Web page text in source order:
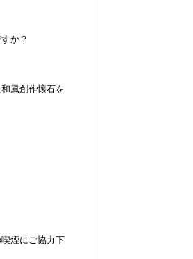
か？
風創作懐石を
煙にご協力下